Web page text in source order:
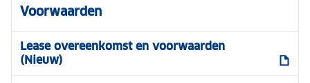
Voorwaarden
Lease overeenkomst en voorwaarden
(Nieuw)